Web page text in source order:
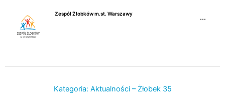
Zespół Żłobków m.st. Warszawy
···
Kategoria: Aktualności – Żłobek 35